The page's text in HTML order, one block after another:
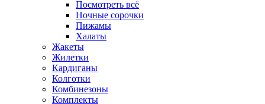
Посмотреть всё
Ночные сорочки
Пижамы
Халаты
Жакеты
Жилетки
Кардиганы
Колготки
Комбинезоны
Комплекты